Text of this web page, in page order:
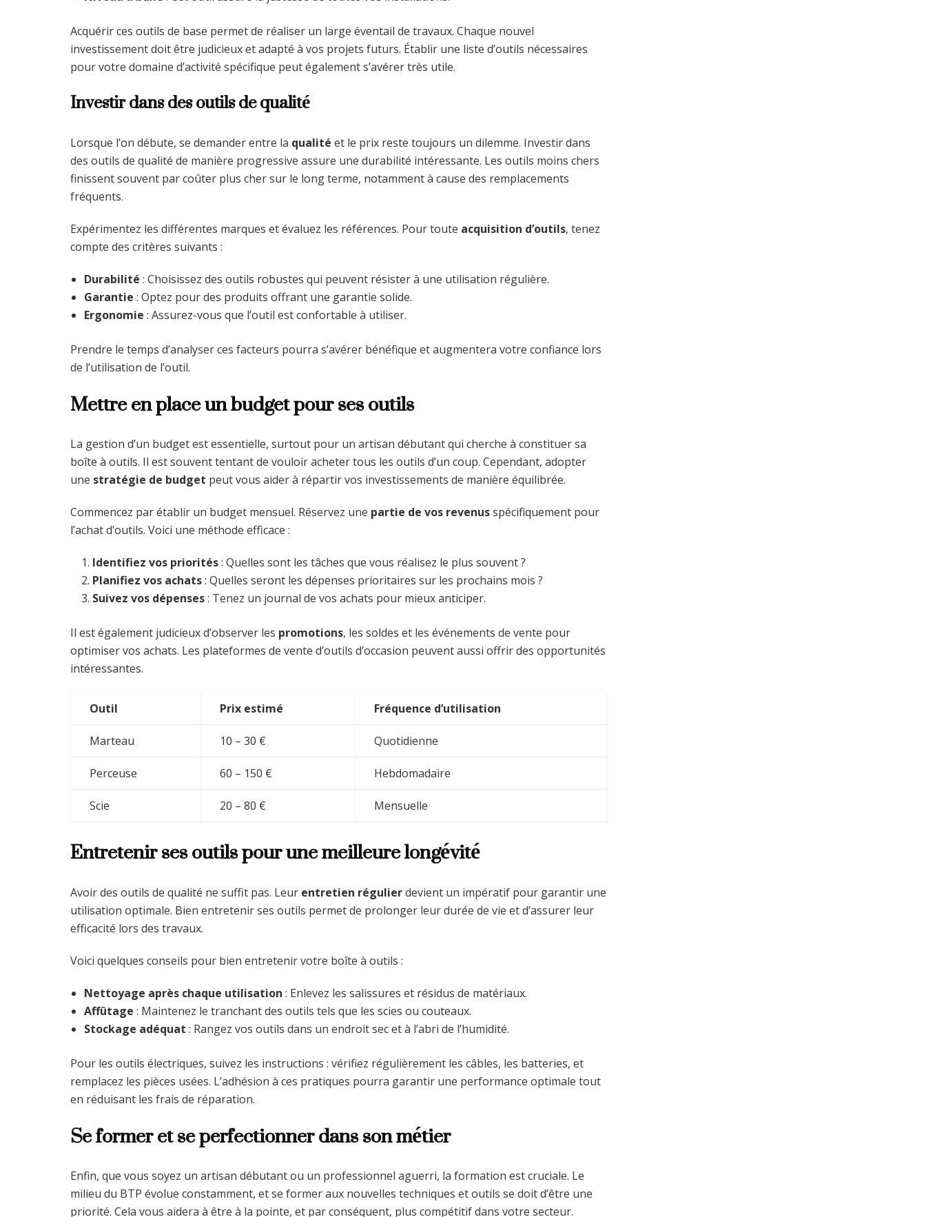
Acquérir ces outils de base permet de réaliser un large éventail de travaux. Chaque nouvel
investissement doit être judicieux et adapté à vos projets futurs. Établir une liste d’outils nécessaires
pour votre domaine d’activité spécifique peut également s’avérer très utile.
Investir dans des outils de qualité
Lorsque l’on débute, se demander entre la qualité et le prix reste toujours un dilemme. Investir dans
des outils de qualité de manière progressive assure une durabilité intéressante. Les outils moins chers
finissent souvent par coûter plus cher sur le long terme, notamment à cause des remplacements
fréquents.
Expérimentez les différentes marques et évaluez les références. Pour toute acquisition d’outils, tenez
compte des critères suivants :
Durabilité : Choisissez des outils robustes qui peuvent résister à une utilisation régulière.
Garantie : Optez pour des produits offrant une garantie solide.
Ergonomie : Assurez-vous que l’outil est confortable à utiliser.
Prendre le temps d’analyser ces facteurs pourra s’avérer bénéfique et augmentera votre confiance lors
de l’utilisation de l’outil.
Mettre en place un budget pour ses outils
La gestion d’un budget est essentielle, surtout pour un artisan débutant qui cherche à constituer sa
boîte à outils. Il est souvent tentant de vouloir acheter tous les outils d’un coup. Cependant, adopter
une stratégie de budget peut vous aider à répartir vos investissements de manière équilibrée.
Commencez par établir un budget mensuel. Réservez une partie de vos revenusspécifiquement pour
l’achat d’outils. Voici une méthode efficace :
Identifiez vos priorités: Quelles sont les tâches que vous réalisez le plus souvent ?
Planifiez vos achats: Quelles seront les dépenses prioritaires sur les prochains mois ?
Suivez vos dépenses: Tenez un journal de vos achats pour mieux anticiper.
Il est également judicieux d’observer les promotions, les soldes et les événements de vente pour
optimiser vos achats. Les plateformes de vente d’outils d’occasion peuvent aussi offrir des opportunités
intéressantes.
Outil Prix estimé Fréquence d’utilisation
Marteau 10 – 30 € Quotidienne
Perceuse 60 – 150 € Hebdomadaire
Scie 20 – 80 € Mensuelle
Entretenir ses outils pour une meilleure longévité
Avoir des outils de qualité ne suffit pas. Leur entretien régulierdevient un impératif pour garantir une
utilisation optimale. Bien entretenir ses outils permet de prolonger leur durée de vie et d’assurer leur
efficacité lors des travaux.
Voici quelques conseils pour bien entretenir votre boîte à outils :
Nettoyage après chaque utilisation : Enlevez les salissures et résidus de matériaux.
Affûtage : Maintenez le tranchant des outils tels que les scies ou couteaux.
Stockage adéquat : Rangez vos outils dans un endroit sec et à l’abri de l’humidité.
Pour les outils électriques, suivez les instructions : vérifiez régulièrement les câbles, les batteries, et
remplacez les pièces usées. L’adhésion à ces pratiques pourra garantir une performance optimale tout
en réduisant les frais de réparation.
Se former et se perfectionner dans son métier
Enfin, que vous soyez un artisan débutant ou un professionnel aguerri, la formation est cruciale. Le
milieu du BTP évolue constamment, et se former aux nouvelles techniques et outils se doit d’être une
priorité. Cela vous aidera à être à la pointe, et par conséquent, plus compétitif dans votre secteur.